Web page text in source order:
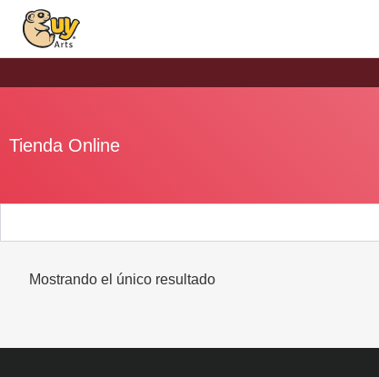
Tienda Online
Mostrando el único resultado